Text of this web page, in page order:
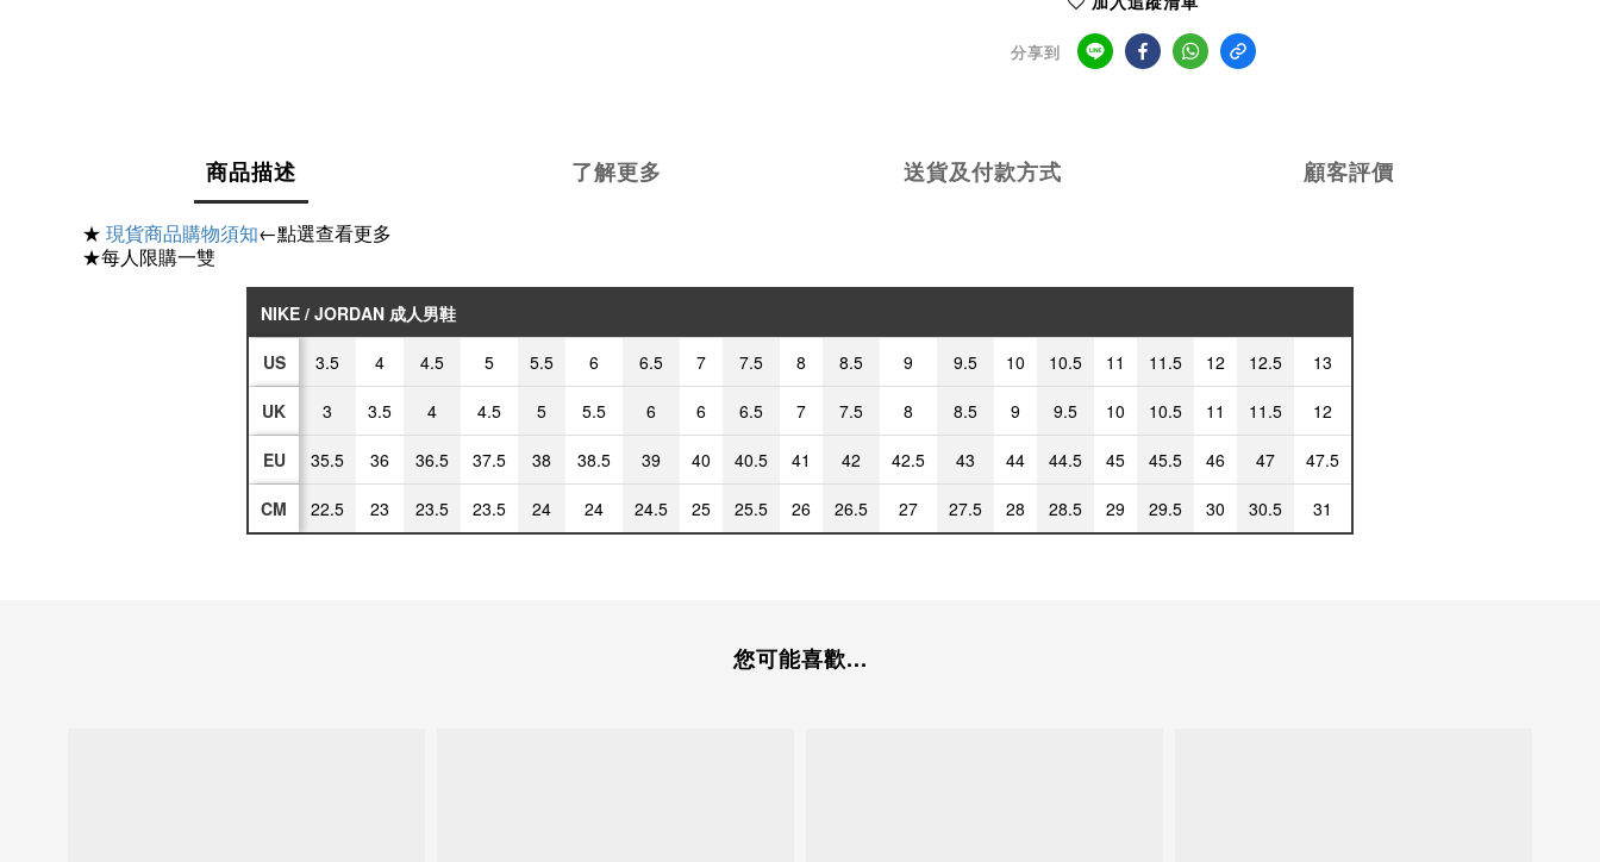
分享到
商品描述 了解更多 送貨及付款方式 顧客評價
★ 現貨商品購物須知←點選查看更多
★每人限購一雙
NIKE / JORDAN 成人男鞋
US 3.5 4 4.5 5 5.5 6 6.5 7 7.5 8 8.5 9 9.5 10 10.5 11 11.5 12 12.5 13
UK 3 3.5 4 4.5 5 5.5 6 6 6.5 7 7.5 8 8.5 9 9.5 10 10.5 11 11.5 12
EU 35.5 36 36.5 37.5 38 38.5 39 40 40.5 41 42 42.5 43 44 44.5 45 45.5 46 47 47.5
CM 22.5 23 23.5 23.5 24 24 24.5 25 25.5 26 26.5 27 27.5 28 28.5 29 29.5 30 30.5 31
您可能喜歡...